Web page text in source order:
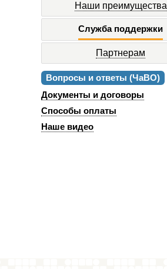
Наши преимущества
Служба поддержки
Партнерам
Вопросы и ответы (ЧаВО)
Документы и договоры
Способы оплаты
Наше видео